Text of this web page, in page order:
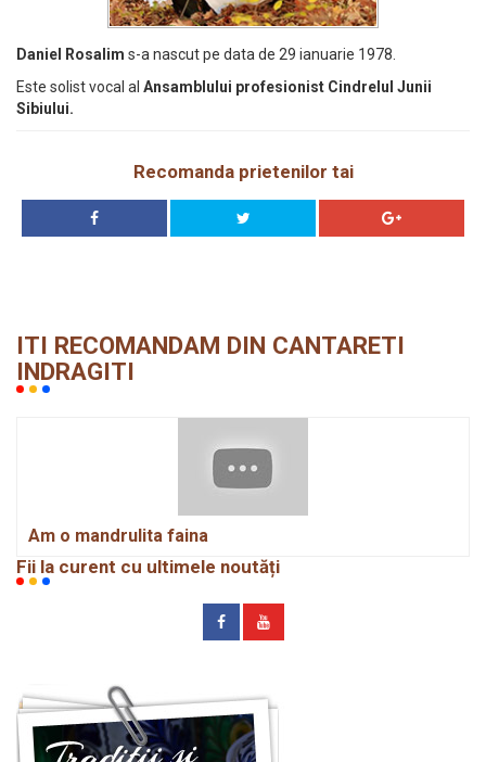
Daniel Rosalim s-a nascut pe data de 29 ianuarie 1978.
Este solist vocal al Ansamblului profesionist Cindrelul Junii
Sibiului.
Recomanda prietenilor tai
ITI RECOMANDAM DIN CANTARETI
INDRAGITI
Am o mandrulita faina
Fii la curent cu ultimele noutăți